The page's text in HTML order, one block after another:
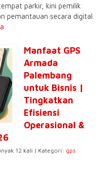
parkir, kini pemilik
pemantauan secara digital.
Manfaat GPS
Armada
Palembang
untuk Bisnis |
Tingkatkan
Efisiensi
Operasional &
12 kali | Kategori: gps